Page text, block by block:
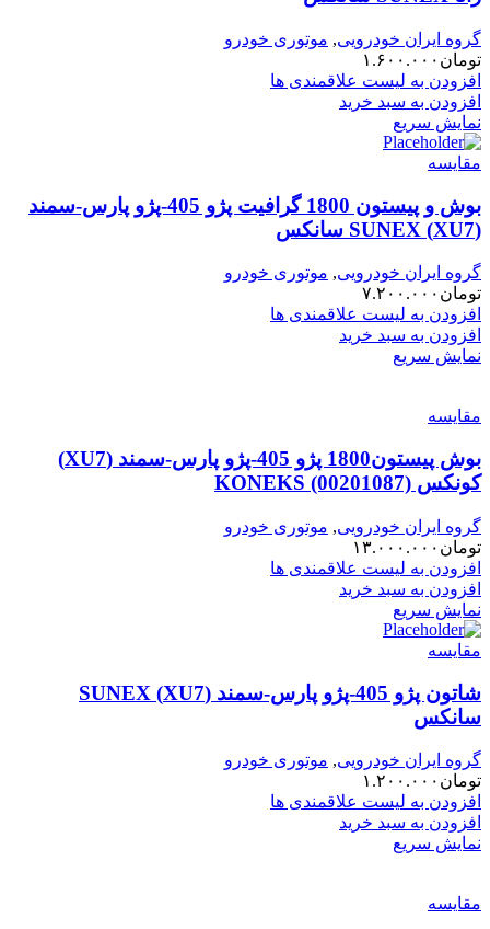
گروه ایران خودرویی, موتوری خودرو
تومان ۱.۶۰۰.۰۰۰
افزودن به لیست علاقمندی ها
افزودن به سبد خرید
نمایش سریع
مقایسه
بوش و پیستون 1800 گرافیت پژو 405-پژو پارس-سمند
(XU7) SUNEX سانکس
گروه ایران خودرویی, موتوری خودرو
تومان ۷.۲۰۰.۰۰۰
افزودن به لیست علاقمندی ها
افزودن به سبد خرید
نمایش سریع
مقایسه
بوش پیستون1800 پژو 405-پژو پارس-سمند (XU7)
کونکس KONEKS (00201087)
گروه ایران خودرویی, موتوری خودرو
تومان ۱۳.۰۰۰.۰۰۰
افزودن به لیست علاقمندی ها
افزودن به سبد خرید
نمایش سریع
مقایسه
شاتون پژو 405-پژو پارس-سمند (XU7) SUNEX
سانکس
گروه ایران خودرویی, موتوری خودرو
تومان ۱.۲۰۰.۰۰۰
افزودن به لیست علاقمندی ها
افزودن به سبد خرید
نمایش سریع
مقایسه